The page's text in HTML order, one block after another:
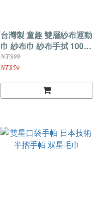
台灣製 童趣 雙層紗布運動
巾 紗布巾 紗布手拭 100%
棉
NT$99
NT$59